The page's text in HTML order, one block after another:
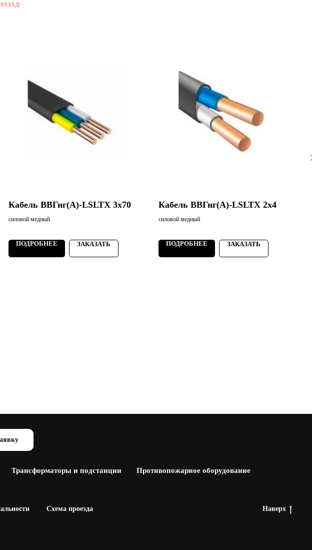
Кабель ВВГнг(А)-LSLTХ 3х70
силовой медный
ПОДРОБНЕЕ ЗАКАЗАТЬ
Кабель ВВГнг(А)-LSLTХ 2х4
силовой медный
ПОДРОБНЕЕ ЗАКАЗАТЬ
Трансформаторы и подстанции Противопожарное оборудование
Схема проезда Наверх